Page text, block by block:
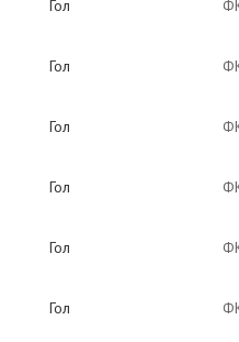
Гол
Гол
Гол
Гол
Гол
Гол